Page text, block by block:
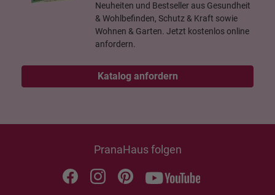
Neuheiten und Bestseller aus Gesundheit
& Wohlbefinden, Schutz & Kraft sowie
Wohnen & Garten. Jetzt kostenlos online
anfordern.
Katalog anfordern
PranaHaus folgen